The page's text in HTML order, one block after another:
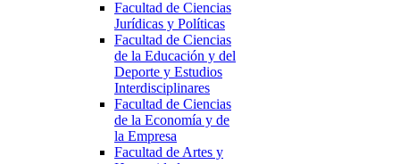
Facultad de Ciencias
Jurídicas y Políticas
Facultad de Ciencias
de la Educación y del
Deporte y Estudios
Interdisciplinares
Facultad de Ciencias
de la Economía y de
la Empresa
Facultad de Artes y